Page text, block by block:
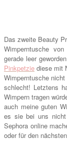
Das zweite Beauty
Wimperntusche
gerade leer
Pinkpetzie diese mit
Wimperntusche
schlecht! Letztens
Wimpern tragen
auch meine guten
es sie bei uns nicht
Sephora online
oder für den